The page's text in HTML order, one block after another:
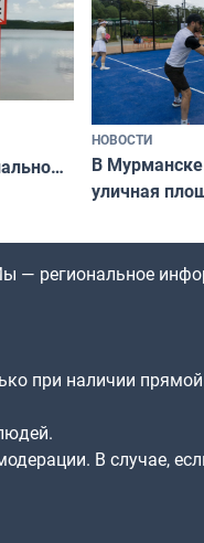
НОВОСТИ
В
уличная
— региональное
при наличии
В случае,